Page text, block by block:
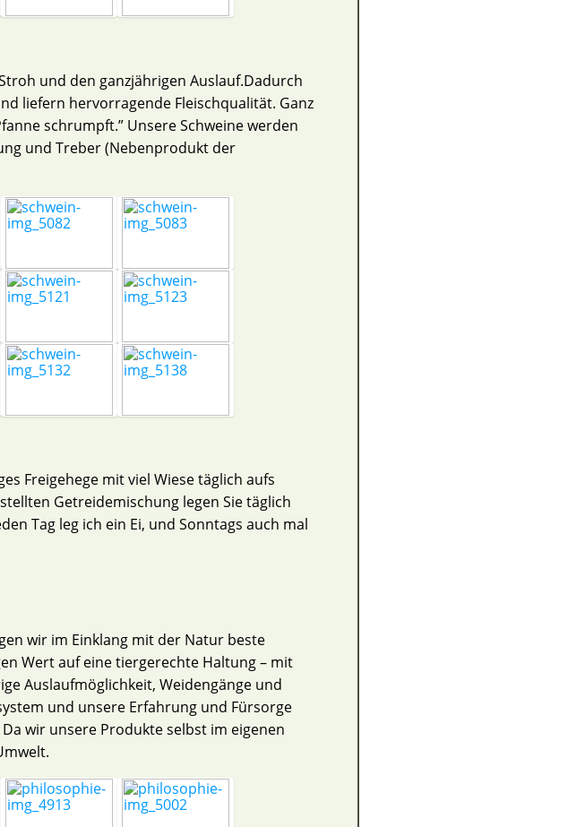
und den ganzjährigen Auslauf.Dadurch
liefern hervorragende Fleischqualität. Ganz
schrumpft.” Unsere Schweine werden
und Treber (Nebenprodukt der
Freigehege mit viel Wiese täglich aufs
Getreidemischung legen Sie täglich
Tag leg ich ein Ei, und Sonntags auch mal
wir im Einklang mit der Natur beste
Wert auf eine tiergerechte Haltung – mit
Auslaufmöglichkeit, Weidengänge und
und unsere Erfahrung und Fürsorge
wir unsere Produkte selbst im eigenen